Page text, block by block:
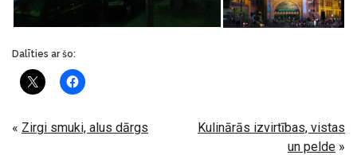
Dalīties ar šo:
« Zirgi smuki, alus dārgs
Kulinārās izvirtības, vistas
un pelde »